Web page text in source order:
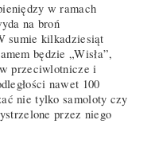
w ramach
na broń
sumie kilkadziesiąt
będzie „Wisła”,
przeciwlotnicze i
nawet 100
nie tylko samoloty czy
przez niego